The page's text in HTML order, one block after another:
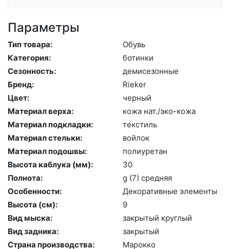
Параметры
Тип товара:
Обувь
Категория:
бо­тин­ки
Сезонность:
де­мисе­зон­ные
Бренд:
Ri­eker
Цвет:
чер­ный
Материал верха:
ко­жа нат./эко-ко­жа
Материал подкладки:
текс­тиль
Материал стельки:
вой­лок
Материал подошвы:
по­ли­уре­тан
Высота каблука (мм):
30
Полнота:
g (7) сред­няя
Особенности:
Де­кора­тив­ные эле­мен­ты
Высота (cм):
9
Вид мыска:
зак­ры­тый круг­лый
Вид задника:
зак­ры­тый
Страна производства:
Ма­рок­ко